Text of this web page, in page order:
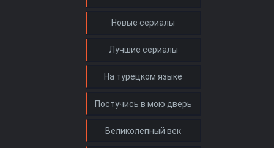
Новые сериалы
Лучшие сериалы
На турецком языке